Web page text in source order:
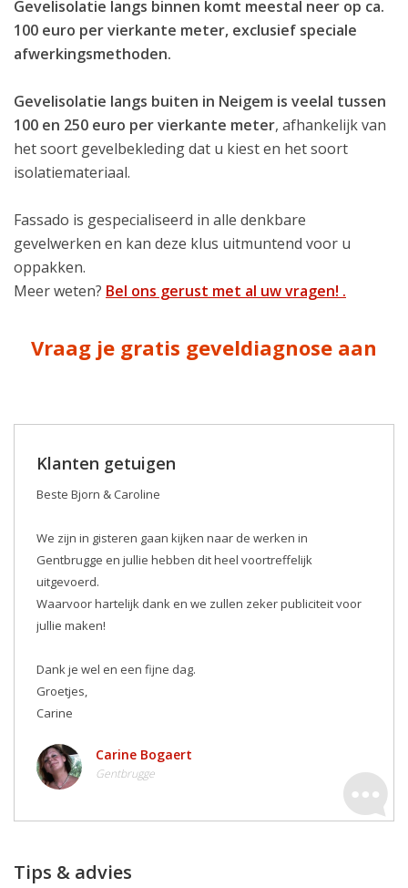
Gevelisolatie langs binnen komt meestal neer op ca.
100 euro per vierkante meter, exclusief speciale
afwerkingsmethoden.
Gevelisolatie langs buiten in Neigem is veelal tussen
100 en 250 euro per vierkante meter, afhankelijk van
het soort gevelbekleding dat u kiest en het soort
isolatiemateriaal.
Fassado is gespecialiseerd in alle denkbare
gevelwerken en kan deze klus uitmuntend voor u
oppakken.
Meer weten? Bel ons gerust met al uw vragen! .
Vraag je gratis geveldiagnose aan
Klanten getuigen
Beste Bjorn & Caroline
We zijn in gisteren gaan kijken naar de werken in
Gentbrugge en jullie hebben dit heel voortreffelijk
uitgevoerd.
Waarvoor hartelijk dank en we zullen zeker publiciteit voor
jullie maken! ️
Dank je wel en een fijne dag.
Groetjes,
Carine
Carine Bogaert
Gentbrugge
Tips & advies